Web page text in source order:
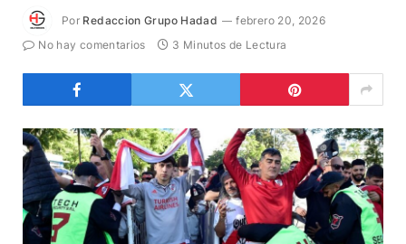
Por Redaccion Grupo Hadad
febrero 20, 2026
No hay comentarios
3 Minutos de Lectura